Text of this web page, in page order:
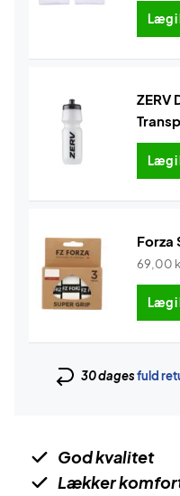
Læg i
ZERV
Læg i
Forza
69,00
Læg i
30 dagesfuld
God kvalitet
Lækker